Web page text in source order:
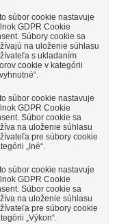
súbor cookie nastavuje
GDPR Cookie
Súbory cookie sa
na uloženie súhlasu
s ukladaním
cookie v kategórii
súbor cookie nastavuje
GDPR Cookie
Súbor cookie sa
na uloženie súhlasu
pre súbory cookie
„Iné“.
súbor cookie nastavuje
GDPR Cookie
Súbor cookie sa
na uloženie súhlasu
pre súbory cookie
„Výkon“.